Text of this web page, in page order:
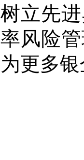
树立先
率风险
为更多